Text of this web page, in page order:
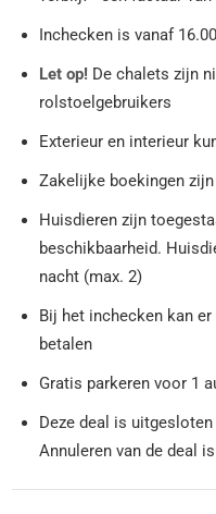
Inchecken is vanaf
Let op! De chalets zijn
rolstoelgebruikers
Exterieur en interieur
Zakelijke boekingen
Huisdieren zijn
beschikbaarheid.
nacht (max. 2)
Bij het inchecken kan
betalen
Gratis parkeren voor 1
Deze deal is uitgesloten
Annuleren van de deal